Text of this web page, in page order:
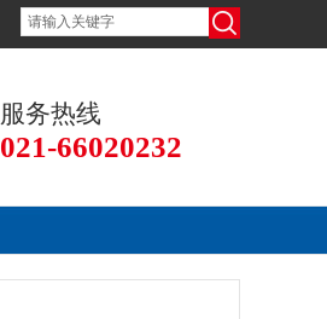
服务热线
021-66020232